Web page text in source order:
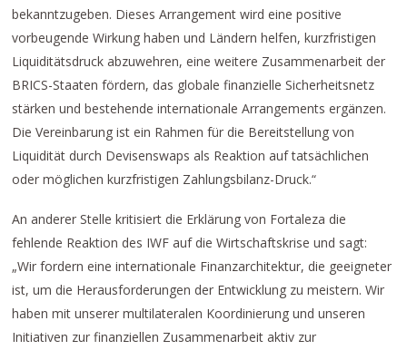
bekanntzugeben. Dieses Arrangement wird eine positive
vorbeugende Wirkung haben und Ländern helfen, kurzfristigen
Liquiditätsdruck abzuwehren, eine weitere Zusammenarbeit der
BRICS-Staaten fördern, das globale finanzielle Sicherheitsnetz
stärken und bestehende internationale Arrangements ergänzen.
Die Vereinbarung ist ein Rahmen für die Bereitstellung von
Liquidität durch Devisenswaps als Reaktion auf tatsächlichen
oder möglichen kurzfristigen Zahlungsbilanz-Druck.“
An anderer Stelle kritisiert die Erklärung von Fortaleza die
fehlende Reaktion des IWF auf die Wirtschaftskrise und sagt:
„Wir fordern eine internationale Finanzarchitektur, die geeigneter
ist, um die Herausforderungen der Entwicklung zu meistern. Wir
haben mit unserer multilateralen Koordinierung und unseren
Initiativen zur finanziellen Zusammenarbeit aktiv zur